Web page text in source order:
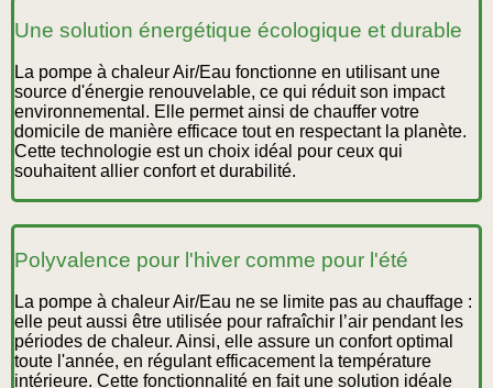
Une solution énergétique écologique et durable
La pompe à chaleur Air/Eau fonctionne en utilisant une
source d'énergie renouvelable, ce qui réduit son impact
environnemental. Elle permet ainsi de chauffer votre
domicile de manière efficace tout en respectant la planète.
Cette technologie est un choix idéal pour ceux qui
souhaitent allier confort et durabilité.
Polyvalence pour l'hiver comme pour l'été
La pompe à chaleur Air/Eau ne se limite pas au chauffage :
elle peut aussi être utilisée pour rafraîchir l’air pendant les
périodes de chaleur. Ainsi, elle assure un confort optimal
toute l'année, en régulant efficacement la température
intérieure. Cette fonctionnalité en fait une solution idéale